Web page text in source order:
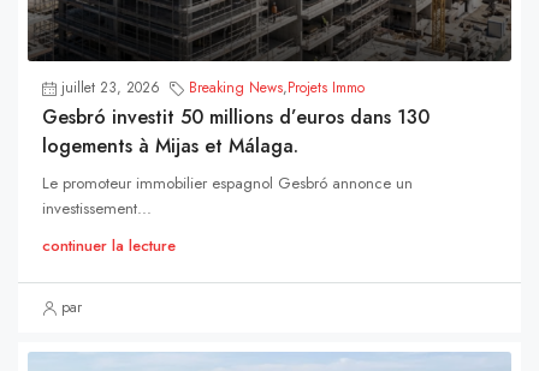
juillet 23, 2026 Breaking News,Projets Immo
Gesbró investit 50 millions d’euros dans 130
logements à Mijas et Málaga.
Le promoteur immobilier espagnol Gesbró annonce un
investissement...
continuer la lecture
par